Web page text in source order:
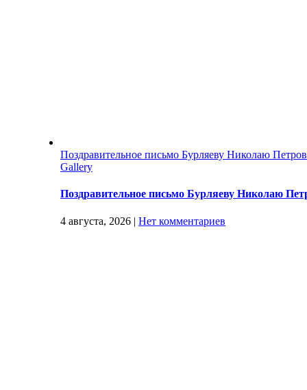
Поздравительное письмо Бурляеву Николаю
Gallery
Поздравительное письмо Бурляеву Николаю
4 августа, 2026 | Нет комментариев